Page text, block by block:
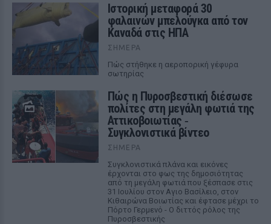
Ιστορική μεταφορά 30
φαλαινών μπελούγκα από τον
Καναδά στις ΗΠΑ
ΣΉΜΕΡΑ
Πώς στήθηκε η αεροπορική γέφυρα
σωτηρίας
Πώς η Πυροσβεστική διέσωσε
πολίτες στη μεγάλη φωτιά της
Αττικοβοιωτίας ‑
Συγκλονιστικά βίντεο
ΣΉΜΕΡΑ
Συγκλονιστικά πλάνα και εικόνες
έρχονται στο φως της δημοσιότητας
από τη μεγάλη φωτιά που ξέσπασε στις
31 Ιουλίου στον Αγιο Βασίλειο, στον
Κιθαιρώνα Βοιωτίας και έφτασε μέχρι το
Πόρτο Γερμενό - Ο διττός ρόλος της
Πυροσβεστικής